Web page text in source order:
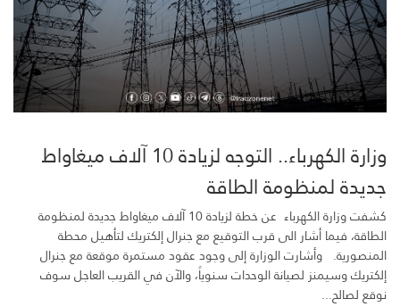
وزارة الكهرباء.. التوجه لزيادة 10 آلاف ميغاواط
جديدة لمنظومة الطاقة
كشفت وزارة الكهرباء عن خطة لزيادة 10 آلاف ميغاواط جديدة لمنظومة
الطاقة، فيما أشار الى قرب التوقيع مع جنرال إلكتريك لتأهيل محطة
المنصورية. وأشارت الوزارة إلى وجود عقود مستمرة موقعة مع جنرال
إلكتريك وسيمنز لصيانة الوحدات سنوياً، والآن في القريب العاجل سوف
نوقع لصالح...